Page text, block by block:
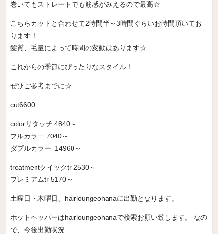
巻いてもストレートでも筋感がみえるので最高☆
こちらカットと合わせて2時間半～3時間ぐらいお時間頂いてお
ります！
髪質、毛量によって時間の変動はあります☆
これからの季節にぴったりなスタイル！
ぜひご参考までに☆
cut6600
colorリタッチ 4840～
フルカラー 7040～
ダブルカラー 14960～
treatmentクイックtr 2530～
プレミアムtr 5170～
土曜日・木曜日、hairloungeohanaに出勤となります。
ホットペッパーはhairloungeohanaで検索お願い致します。 なの
で、今後出勤状況